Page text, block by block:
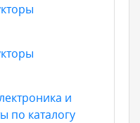
и
по каталогу